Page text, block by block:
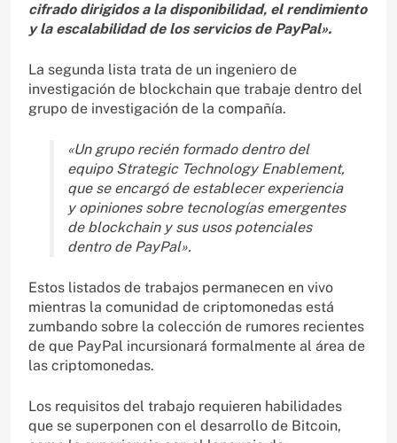
cifrado dirigidos a la disponibilidad, el rendimiento
y la escalabilidad de los servicios de PayPal».
La segunda lista trata de un ingeniero de
investigación de blockchain que trabaje dentro del
grupo de investigación de la compañía.
«Un grupo recién formado dentro del
equipo Strategic Technology Enablement,
que se encargó de establecer experiencia
y opiniones sobre tecnologías emergentes
de blockchain y sus usos potenciales
dentro de PayPal».
Estos listados de trabajos permanecen en vivo
mientras la comunidad de criptomonedas está
zumbando sobre la colección de rumores recientes
de que PayPal incursionará formalmente al área de
las criptomonedas.
Los requisitos del trabajo requieren habilidades
que se superponen con el desarrollo de Bitcoin,